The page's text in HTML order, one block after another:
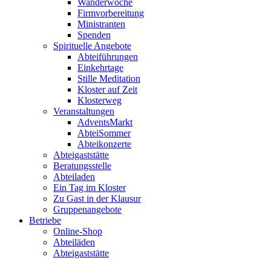
Wanderwoche
Firmvorbereitung
Ministranten
Spenden
Spirituelle Angebote
Abteiführungen
Einkehrtage
Stille Meditation
Kloster auf Zeit
Klosterweg
Veranstaltungen
AdventsMarkt
AbteiSommer
Abteikonzerte
Abteigaststätte
Beratungsstelle
Abteiladen
Ein Tag im Kloster
Zu Gast in der Klausur
Gruppenangebote
Betriebe
Online-Shop
Abteiläden
Abteigaststätte